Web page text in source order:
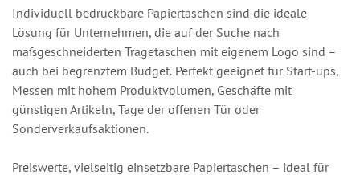
Individuell bedruckbare Papiertaschen sind die ideale
Lösung für Unternehmen, die auf der Suche nach
maßgeschneiderten Tragetaschen mit eigenem Logo sind –
auch bei begrenztem Budget. Perfekt geeignet für Start-ups,
Messen mit hohem Produktvolumen, Geschäfte mit
günstigen Artikeln, Tage der offenen Tür oder
Sonderverkaufsaktionen.
Preiswerte, vielseitig einsetzbare Papiertaschen – ideal für